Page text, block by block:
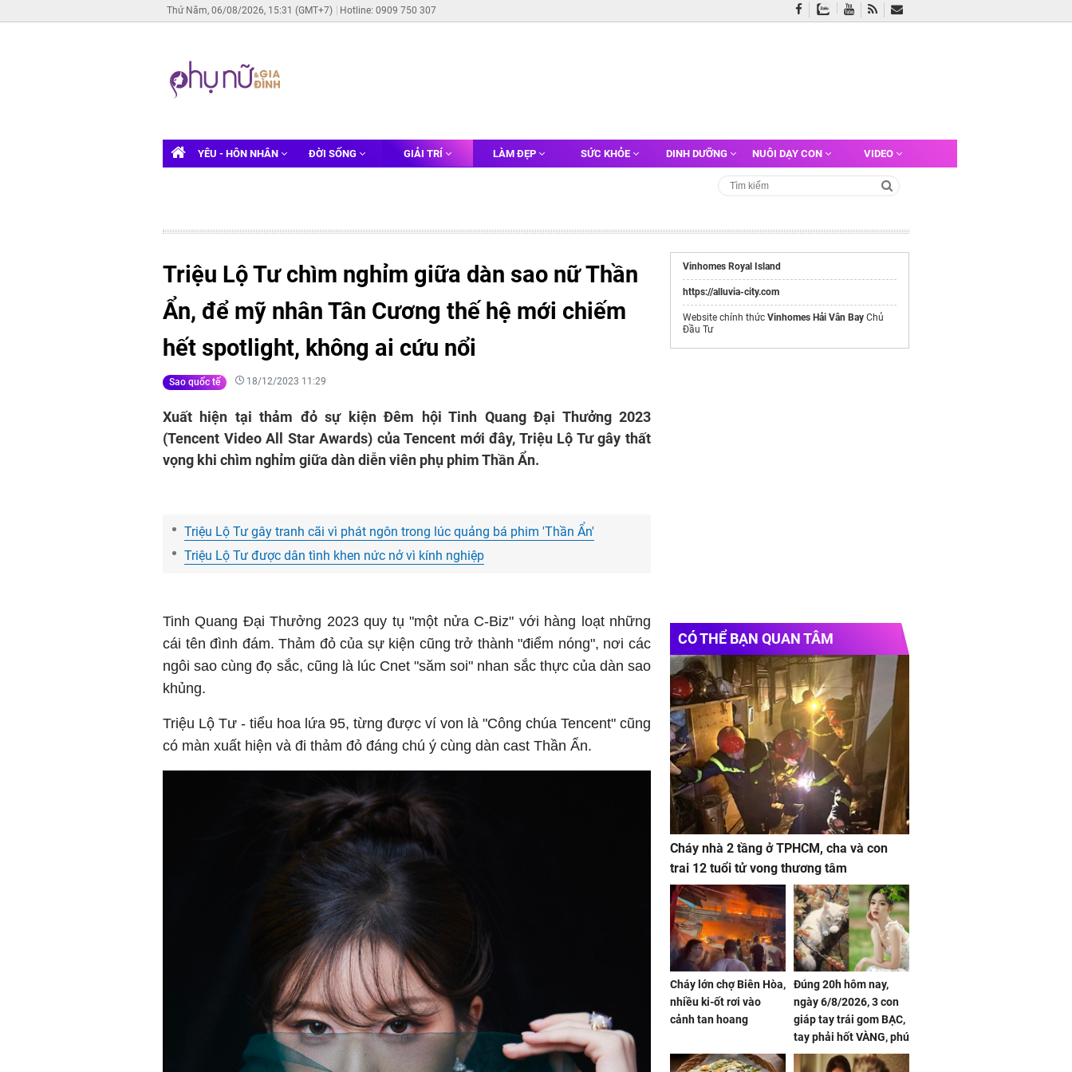
Thứ Năm, 06/08/2026, 15:31 (GMT+7) Hotline: 0909 750 307
YÊU - HÔN NHÂN ĐỜI SỐNG GIẢI TRÍ LÀM ĐẸP SỨC KHỎE DINH DƯỠNG NUÔI DẠY CON VIDEO
Triệu Lộ Tư chìm nghỉm giữa dàn sao nữ Thần
Ẩn, để mỹ nhân Tân Cương thế hệ mới chiếm
hết spotlight, không ai cứu nổi
Sao quốc tế 18/12/2023 11:29
Xuất hiện tại thảm đỏ sự kiện Đêm hội Tinh Quang Đại Thưởng 2023
(Tencent Video All Star Awards) của Tencent mới đây, Triệu Lộ Tư gây thất
vọng khi chìm nghỉm giữa dàn diễn viên phụ phim Thần Ẩn.
Triệu Lộ Tư gây tranh cãi vì phát ngôn trong lúc quảng bá phim 'Thần Ẩn'
Triệu Lộ Tư được dân tình khen nức nở vì kính nghiệp
Tinh Quang Đại Thưởng 2023 quy tụ "một nửa C-Biz" với hàng loạt những
cái tên đình đám. Thảm đỏ của sự kiện cũng trở thành "điểm nóng", nơi các
ngôi sao cùng đọ sắc, cũng là lúc Cnet "săm soi" nhan sắc thực của dàn sao
khủng.
Triệu Lộ Tư - tiểu hoa lứa 95, từng được ví von là "Công chúa Tencent" cũng
có màn xuất hiện và đi thảm đỏ đáng chú ý cùng dàn cast Thần Ẩn.
Vinhomes Royal Island
https://alluvia-city.com
Website chính thức Vinhomes Hải Vân Bay Chủ
Đầu Tư
CÓ THỂ BẠN QUAN TÂM
Cháy nhà 2 tầng ở TPHCM, cha và con
trai 12 tuổi tử vong thương tâm
Cháy lớn chợ Biên Hòa,
nhiều ki-ốt rơi vào
cảnh tan hoang
Đúng 20h hôm nay,
ngày 6/8/2026, 3 con
giáp tay trái gom BẠC,
tay phải hốt VÀNG, phú
quý ngập nhà, của cải